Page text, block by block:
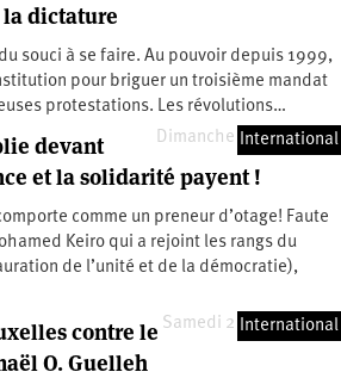
la dictature
souci à se faire. Au pouvoir depuis 1999,
pour briguer un troisième mandat
protestations. Les révolutions…
Dimanche 20 mars 2011
International
devant
et la solidarité payent !
comme un preneur d’otage! Faute
Keiro qui a rejoint les rangs du
de l’unité et de la démocratie),
Samedi 2 octobre 2010
International
contre le
O. Guelleh